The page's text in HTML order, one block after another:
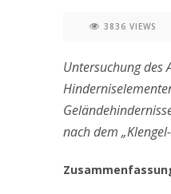
3836 VIEWS
Untersuchung des
nach dem